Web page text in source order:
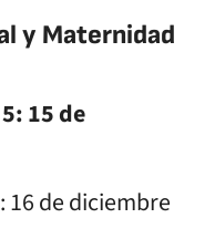
y Maternidad
15 de
16 de diciembre